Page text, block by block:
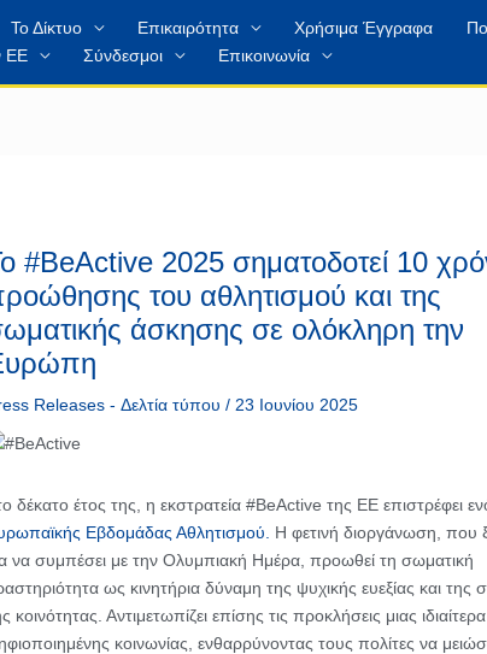
Το Δίκτυο Επικαιρότητα Χρήσιμα Έγγραφα
ΕΕ
Σύνδεσμοι Επικοινωνία
#BeActive 2025 σηματοδοτεί 10
του αθλητισμού και της
άσκησης σε ολόκληρη την
Releases - Δελτία τύπου / 23 Ιουνίου 2025
δέκατο έτος της, η εκστρατεία #BeActive της ΕΕ επιστρέφει
Εβδομάδας Αθλητισμού.
Η φετινή διοργάνωση, που
να συμπέσει με την Ολυμπιακή Ημέρα, προωθεί τη σωματική
ως κινητήρια δύναμη της ψυχικής ευεξίας και της
κοινότητας. Αντιμετωπίζει επίσης τις προκλήσεις μιας ιδιαίτερα
κοινωνίας, ενθαρρύνοντας τους πολίτες να